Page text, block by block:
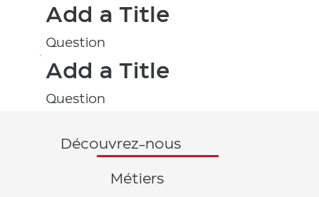
Add a Title
Question
Add a Title
Question
Métiers
Découvrez-nous